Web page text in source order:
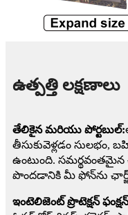
ఉత్పత్తి లక్షణాలు
తేలికైన మరియు పోర్టబుల్:
తీసుకువెళ్లడం
ఉంటుంది.
పొందడానికి మీ ఫోన్‌ను
ఇంటెలిజెంట్ ప్రొటెక్షన్